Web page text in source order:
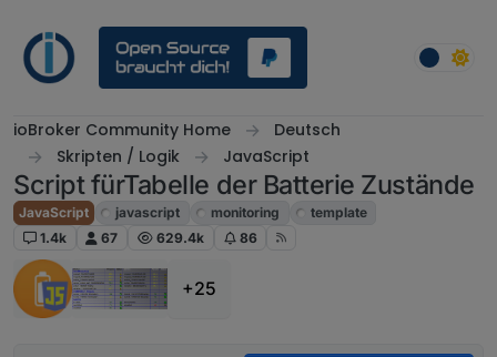
ioBroker Community Home
Deutsch
Skripten / Logik
JavaScript
Script fürTabelle der Batterie Zustände
JavaScript javascript monitoring
template
1.4k
67 629.4k 86
+25